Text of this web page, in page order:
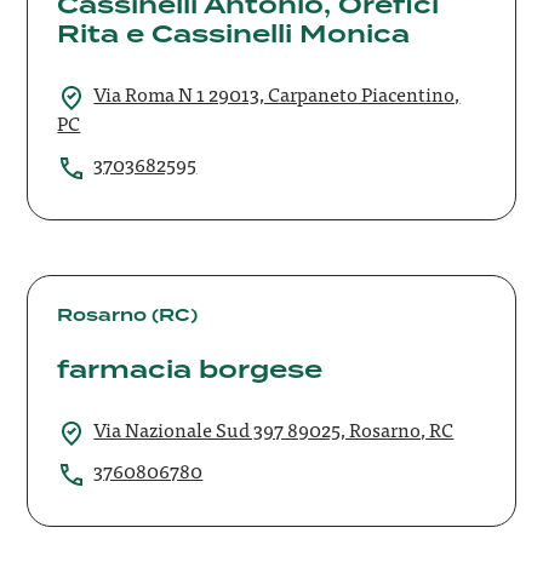
Rita e Cassinelli Monica
Via Roma N 1 29013, Carpaneto Piacentino,
PC
3703682595
Antonio,
Rita
Cassinelli
Monica
Rosarno (RC)
farmacia borgese
Via Nazionale Sud 397 89025, Rosarno, RC
3760806780
farmacia
borgese